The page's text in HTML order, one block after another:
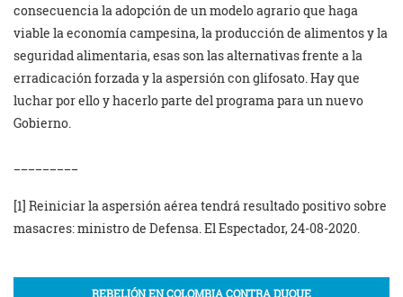
consecuencia la adopción de un modelo agrario que haga
viable la economía campesina, la producción de alimentos y la
seguridad alimentaria, esas son las alternativas frente a la
erradicación forzada y la aspersión con glifosato. Hay que
luchar por ello y hacerlo parte del programa para un nuevo
Gobierno.
[1] Reiniciar la aspersión aérea tendrá resultado positivo sobre
masacres: ministro de Defensa. El Espectador, 24-08-2020.
REBELIÓN EN COLOMBIA CONTRA DUQUE